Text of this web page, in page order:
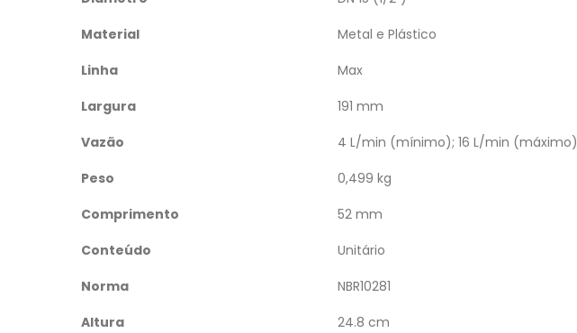
Material
Metal e Plástico
Linha
Max
Largura
191 mm
Vazão
4 L/min (mínimo); 16 L/min (máximo)
Peso
0,499 kg
Comprimento
52 mm
Conteúdo
Unitário
Norma
NBR10281
Altura
24.8 cm